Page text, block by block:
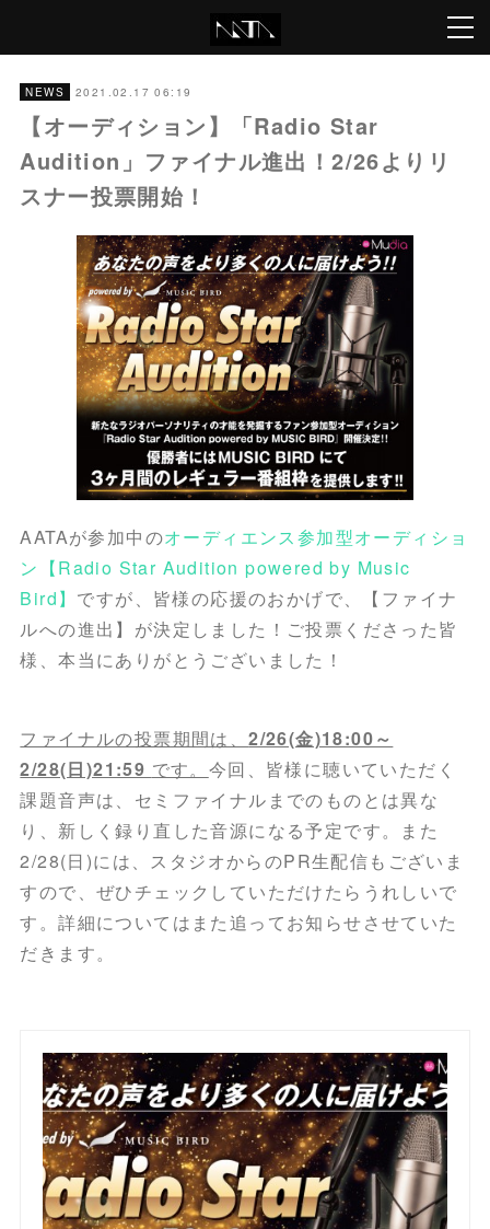
NEWS 2021.02.17 06:19
【オーディション】「Radio Star
Audition」ファイナル進出！2/26よりリ
スナー投票開始！
AATAが参加中のオーディエンス参加型オーディショ
ン【Radio Star Audition powered by Music
Bird】 ですが、皆様の応援のおかげで、【ファイナ
ルへの進出】が決定しました！ご投票くださった皆
様、本当にありがとうございました！
ファイナルの投票期間は、2/26(金)18:00～
2/28(日)21:59 です。 今回、皆様に聴いていただく
課題音声は、セミファイナルまでのものとは異な
り、新しく録り直した音源になる予定です。また
2/28(日)には、スタジオからのPR生配信もございま
すので、ぜひチェックしていただけたらうれしいで
す。詳細についてはまた追ってお知らせさせていた
だきます。